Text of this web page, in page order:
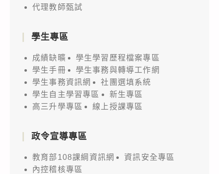
代理教師甄試
學生專區
成績缺曠
學生學習歷程檔案專區
學生手冊
學生事務與轉導工作網
學生事務資訊網
社團選填系統
學生自主學習專區
新生專區
高三升學專區
線上授課專區
政令宣導專區
教育部108課綱資訊網
資訊安全專區
內控稽核專區